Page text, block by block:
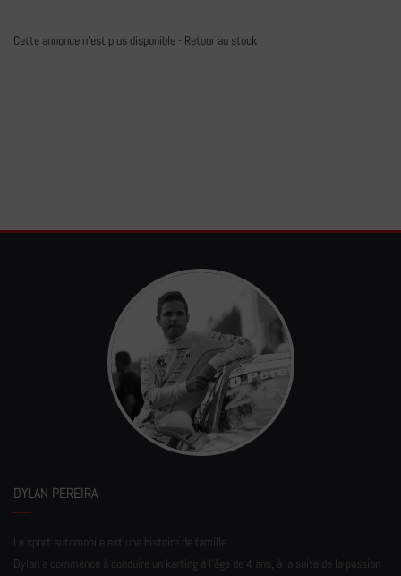
Cette annonce n'est plus disponible - Retour au stock
DYLAN PEREIRA
Le sport automobile est une histoire de famille.
Dylan a commencé à conduire un karting à l’âge de 4 ans, à la suite de la passion